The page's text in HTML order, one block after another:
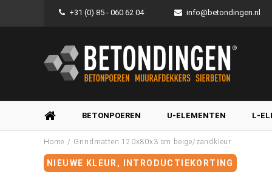
+31 (0) 85 - 060 62 04 info@betondingen.nl
BETONPOEREN U-ELEMENTEN L-
Home / Grindmatten 120x80x3 cm beige/zandkleur
NIEUWE KLEUR, INTRODUCTIEKORTING